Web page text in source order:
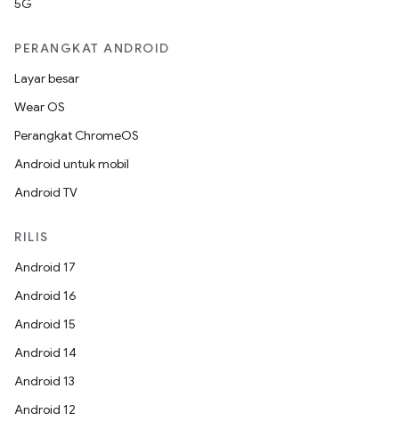
5G
PERANGKAT ANDROID
Layar besar
Wear OS
Perangkat ChromeOS
Android untuk mobil
Android TV
RILIS
Android 17
Android 16
Android 15
Android 14
Android 13
Android 12